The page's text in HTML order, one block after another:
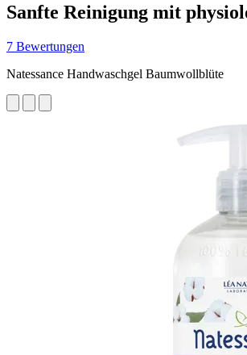
Sanfte Reinigung mit
7 Bewertungen
Natessance Handwaschgel Baumwollblüte